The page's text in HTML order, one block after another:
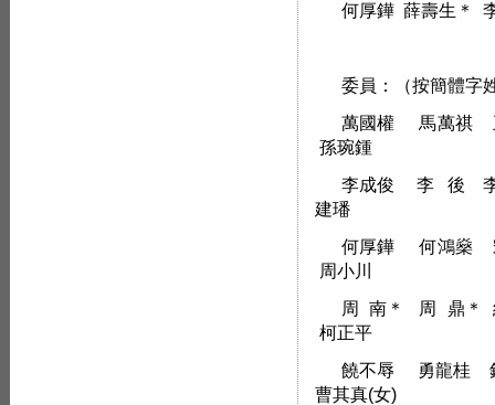
何厚鏵 薛壽生＊
委員：（按簡體字
萬國權 馬萬祺
孫琬鍾
李成俊 李 後
建璠
何厚鏵 何鴻燊
周小川
周 南＊ 周 鼎
柯正平
饒不辱 勇龍桂
曹其真(女)